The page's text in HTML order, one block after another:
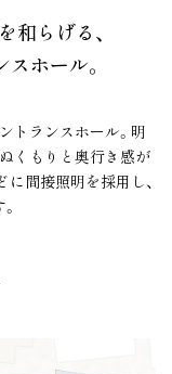
和らげる、
ホール。
トランスホール。明
くもりと奥行き感が
に間接照明を採用し、